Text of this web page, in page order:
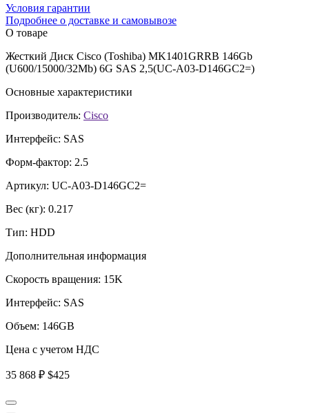
Условия гарантии
Подробнее о доставке и самовывозе
О товаре
Жесткий Диск Cisco (Toshiba) MK1401GRRB 146Gb
(U600/15000/32Mb) 6G SAS 2,5(UC-A03-D146GC2=)
Основные характеристики
Производитель: Cisco
Интерфейс: SAS
Форм-фактор: 2.5
Артикул: UC-A03-D146GC2=
Вес (кг): 0.217
Тип: HDD
Дополнительная информация
Скорость вращения: 15K
Интерфейс: SAS
Объем: 146GB
Цена с учетом НДС
35 868 ₽ $425